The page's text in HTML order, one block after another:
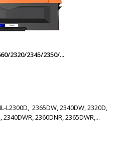
2320/2345/2350/...
2365DW, 2340DW, 2320D,
2360DNR, 2365DWR,...